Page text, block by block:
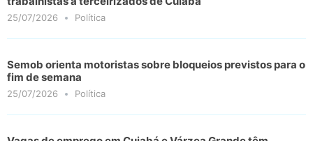
25/07/2026 Política
Semob orienta motoristas sobre bloqueios previstos para o
fim de semana
25/07/2026 Política